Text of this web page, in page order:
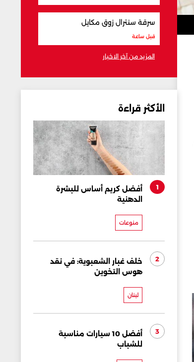
سرقة سنترال زوق مكايل
قبل ساعة
المزيد من آخر الاخبار
الأكثر قراءة
1
أفضل كريم أساس للبشرة
الدهنية
منوعات
2
خلف غبار الشعبوية: في نقد
هوس التخوين
لبنان
3
أفضل 10 سيارات مناسبة
للشباب